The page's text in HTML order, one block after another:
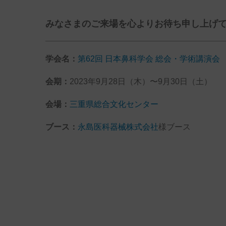
みなさまのご来場を心よりお待ち申し上げて
学会名： 第62回 日本鼻科学会 総会・学術講演会
会期： 2023年9月28日（木）〜9月30日（土）
会場： 三重県総合文化センター
ブース： 永島医科器械株式会社様ブース